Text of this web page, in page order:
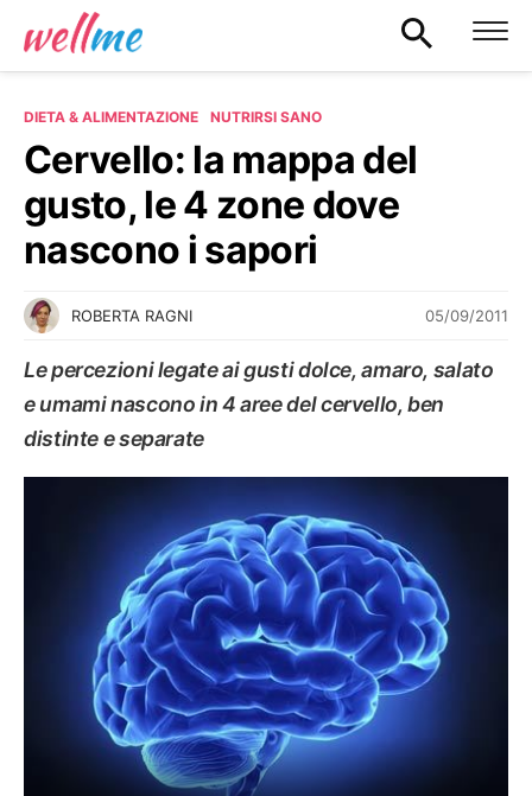
DIETA & ALIMENTAZIONE NUTRIRSI SANO
Cervello: la mappa del
gusto, le 4 zone dove
nascono i sapori
ROBERTA RAGNI 05/09/2011
Le percezioni legate ai gusti dolce, amaro, salato
e umami nascono in 4 aree del cervello, ben
distinte e separate